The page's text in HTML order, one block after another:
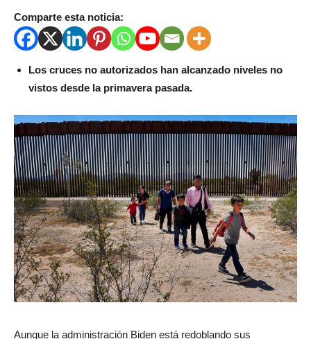
Comparte esta noticia:
Los cruces no autorizados han alcanzado niveles no
vistos desde la primavera pasada.
Aunque la administración Biden está redoblando sus